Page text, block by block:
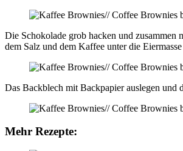
Die Schokolade grob hacken und zusammen
dem Salz und dem Kaffee unter die
Das Backblech mit Backpapier auslegen und
Mehr Rezepte: